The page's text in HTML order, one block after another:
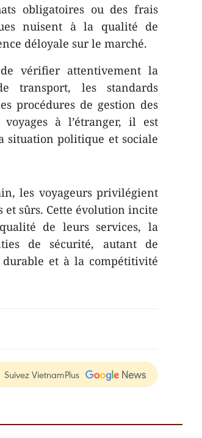
obligatoires ou des frais
nuisent à la qualité de
déloyale sur le marché.
vérifier attentivement la
transport, les standards
procédures de gestion des
à l’étranger, il est
situation politique et sociale
les voyageurs privilégient
et sûrs. Cette évolution incite
de leurs services, la
de sécurité, autant de
durable et à la compétitivité
Suivez VietnamPlus